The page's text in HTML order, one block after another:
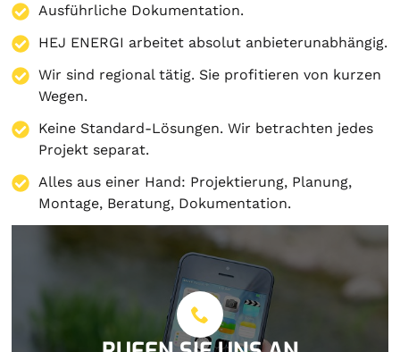
Ausführliche Dokumentation.
HEJ ENERGI arbeitet absolut anbieterunabhängig.
Wir sind regional tätig. Sie profitieren von kurzen
Wegen.
Keine Standard-Lösungen. Wir betrachten jedes
Projekt separat.
Alles aus einer Hand: Projektierung, Planung,
Montage, Beratung, Dokumentation.